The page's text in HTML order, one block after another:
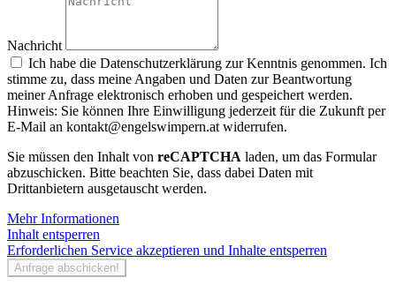
Nachricht
Ich habe die Datenschutzerklärung zur Kenntnis genommen. Ich
stimme zu, dass meine Angaben und Daten zur Beantwortung
meiner Anfrage elektronisch erhoben und gespeichert werden.
Hinweis: Sie können Ihre Einwilligung jederzeit für die Zukunft per
E-Mail an kontakt@engelswimpern.at widerrufen.
Sie müssen den Inhalt von reCAPTCHA laden, um das Formular
abzuschicken. Bitte beachten Sie, dass dabei Daten mit
Drittanbietern ausgetauscht werden.
Mehr Informationen
Inhalt entsperren
Erforderlichen Service akzeptieren und Inhalte entsperren
Anfrage abschicken!